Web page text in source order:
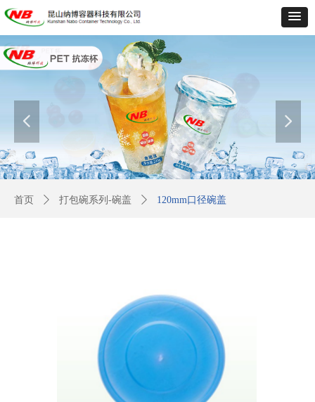
首页 ꄲ 打包碗系列-碗盖 ꄲ 120mm口径碗盖
넳 넲